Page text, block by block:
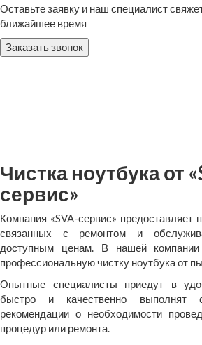
Оставьте заявку и наш специалист
ближайшее время
Заказать звонок
Чистка ноутбука от
сервис»
Компания «SVA-сервис» предоставляет
связанных с ремонтом и
доступным ценам. В нашей
профессиональную чистку ноутбука от
Опытные специалисты приедут в
быстро и качественно выполнят
рекомендации о необходимости
процедур или ремонта.